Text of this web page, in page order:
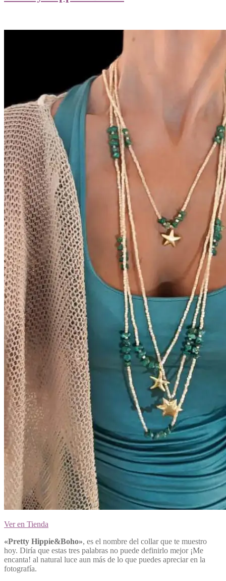
Ver en Tienda
«Pretty Hippie&Boho», es el nombre del collar que te muestro
hoy. Diría que estas tres palabras no puede definirlo mejor ¡Me
encanta! al natural luce aun más de lo que puedes apreciar en la
fotografía.